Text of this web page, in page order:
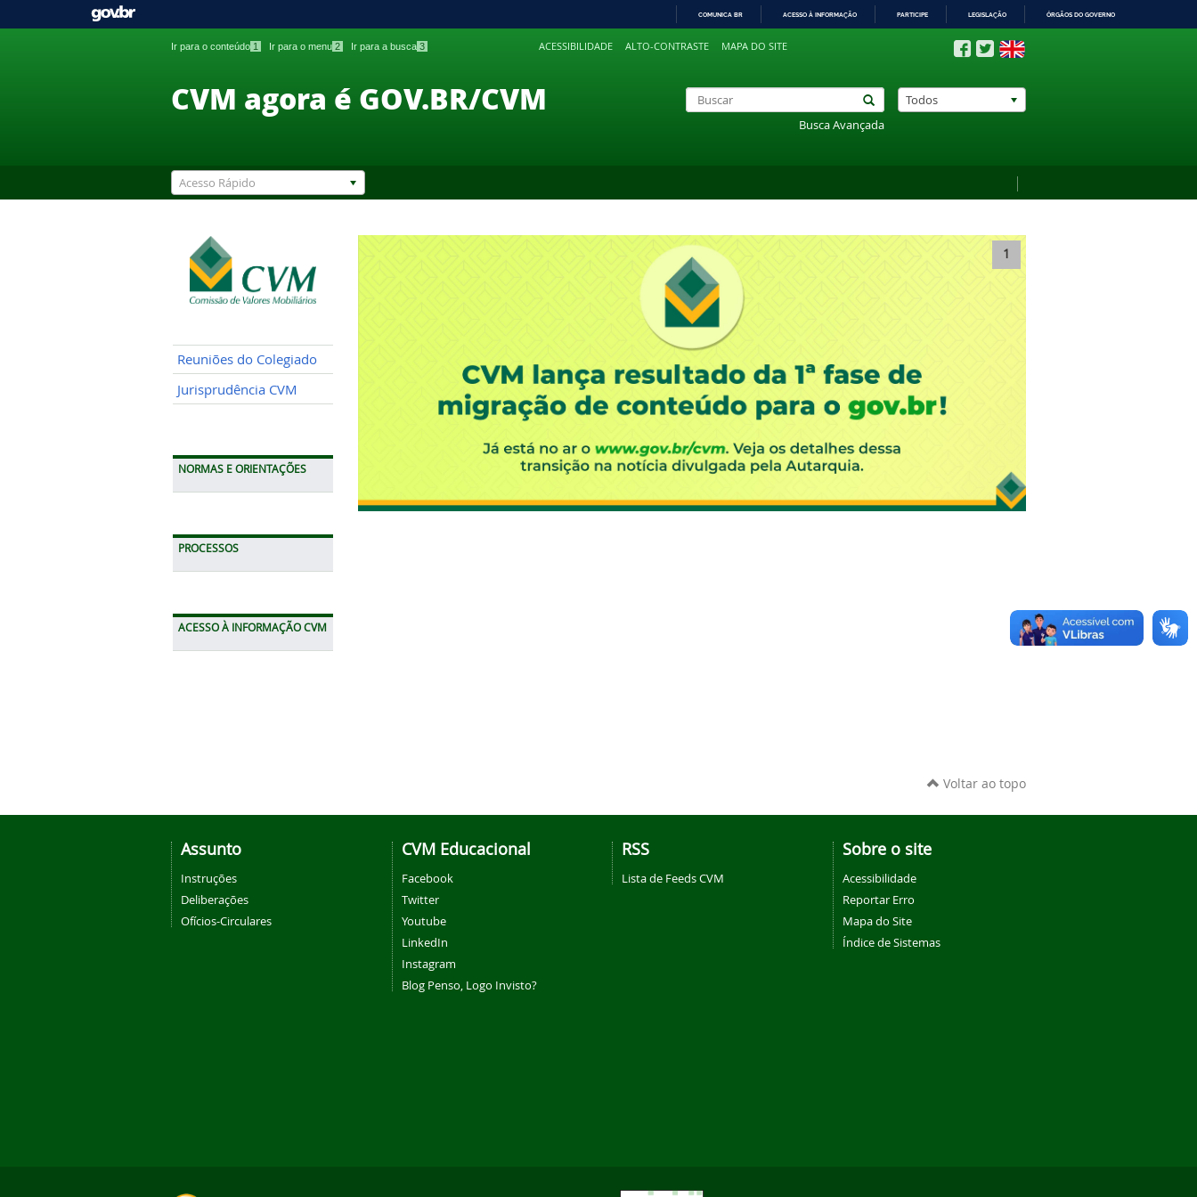
PARA
COMUNICA BR ACESSO À INFORMAÇÃO PARTICIPE LEGISLAÇÃO ÓRGÃOS DO GOVERNO
Ir para o conteúdo 1 Ir para o menu 2 Ir para a busca 3 ACESSIBILIDADE ALTO-CONTRASTE MAPA DO SITE
CVM agora é GOV.BR/CVM
Busca Avançada
Todos
Acesso Rápido
Reuniões do Colegiado
Jurisprudência CVM
NORMAS E ORIENTAÇÕES
PROCESSOS
ACESSO À INFORMAÇÃO CVM
1
Voltar ao topo
Assunto
Instruções
Deliberações
Ofícios-Circulares
CVM Educacional
Facebook
Twitter
Youtube
LinkedIn
Instagram
Blog Penso, Logo Invisto?
RSS
Lista de Feeds CVM
Sobre o site
Acessibilidade
Reportar Erro
Mapa do Site
Índice de Sistemas